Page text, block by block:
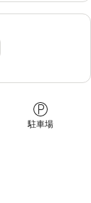
駐車場